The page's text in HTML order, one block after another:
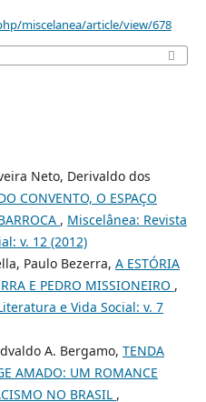
miscelanea/article/view/678
Neto, Derivaldo dos
CONVENTO, O ESPAÇO
, Miscelânea: Revista
v. 12 (2012)
Paulo Bezerra, A ESTÓRIA
E PEDRO MISSIONEIRO ,
e Vida Social: v. 7
A. Bergamo, TENDA
AMADO: UM ROMANCE
NO BRASIL ,